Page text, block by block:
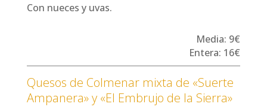
Con nueces y uvas.
Media: 9€
Entera: 16€
Quesos de Colmenar mixta de «Suerte
Ampanera» y «El Embrujo de la Sierra»